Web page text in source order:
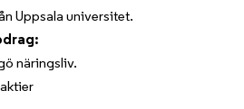
Uppsala universitet.
näringsliv.
aktier